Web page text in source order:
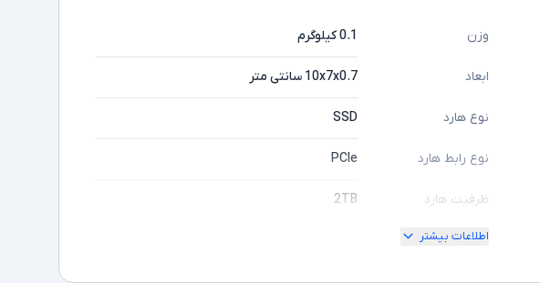
وزن 0.1 کیلوگرم
ابعاد 10x7x0.7 سانتی متر
نوع هارد SSD
نوع رابط هارد PCIe
ظرفیت هارد 2TB
اطلاعات بیشتر